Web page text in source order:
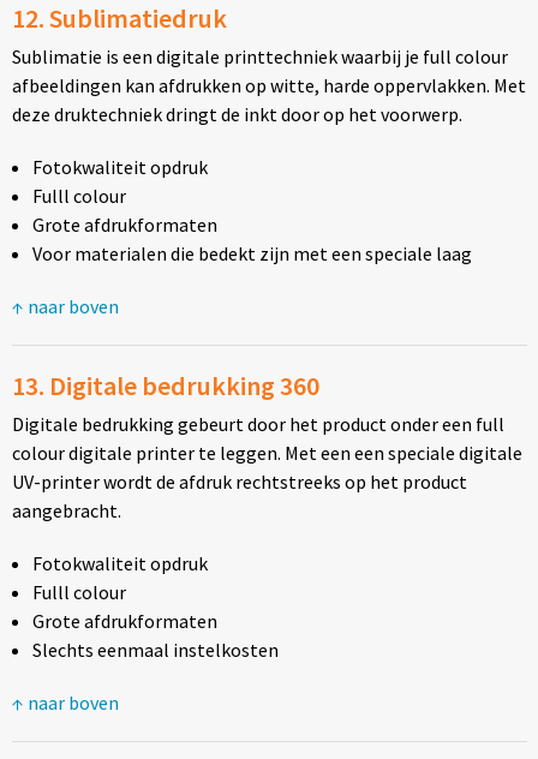
12. Sublimatiedruk
Sublimatie is een digitale printtechniek waarbij je full colour
afbeeldingen kan afdrukken op witte, harde oppervlakken. Met
deze druktechniek dringt de inkt door op het voorwerp.
Fotokwaliteit opdruk
Fulll colour
Grote afdrukformaten
Voor materialen die bedekt zijn met een speciale laag
↑ naar boven
13. Digitale bedrukking 360
Digitale bedrukking gebeurt door het product onder een full
colour digitale printer te leggen. Met een een speciale digitale
UV-printer wordt de afdruk rechtstreeks op het product
aangebracht.
Fotokwaliteit opdruk
Fulll colour
Grote afdrukformaten
Slechts eenmaal instelkosten
↑ naar boven